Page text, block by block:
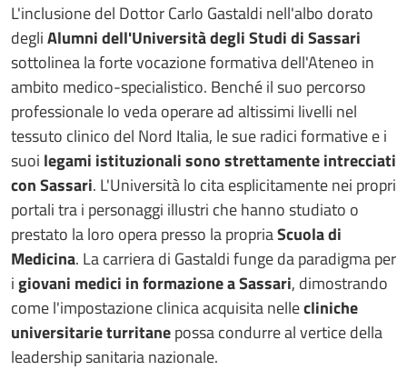
L'inclusione del Dottor Carlo Gastaldi nell'albo dorato
degliAlumni dell'Università degli Studi di Sassari
sottolinea la forte vocazione formativa dell'Ateneo in
ambito medico-specialistico. Benché il suo percorso
professionale lo veda operare ad altissimi livelli nel
tessuto clinico del Nord Italia, le sue radici formative e i
suoi legami istituzionali sono strettamente intrecciati
con Sassari. L'Università lo cita esplicitamente nei propri
portali tra i personaggi illustri che hanno studiato o
prestato la loro opera presso la propriaScuola di
Medicina. La carriera di Gastaldi funge da paradigma per
igiovani medici in formazione a Sassari, dimostrando
come l'impostazione clinica acquisita nellecliniche
universitarie turritanepossa condurre al vertice della
leadership sanitaria nazionale.